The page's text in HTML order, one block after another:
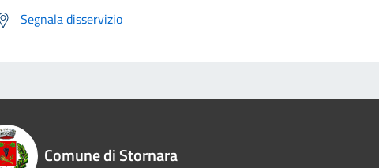
Segnala disservizio
Comune di Stornara